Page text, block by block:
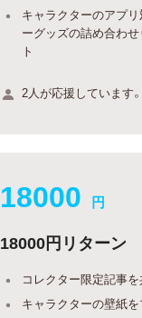
キャラクターのアプ
ーグッズの詰め合わせ
ト
2人が応援しています。
18000 円
18000円リターン
コレクター限定記事
キャラクターの壁紙を